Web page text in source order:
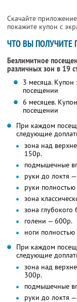
Скачайте
покажите купон с
ЧТО ВЫ ПОЛУЧИТЕ
Безлимитное
различных зон в 19
3 месяца. Купон
посещении
6 месяцев.
посещении
При каждом
следующие
зона над
150р.
подмышечные
руки до локтя
руки
зона
зона
голени — 600р.
ноги
При каждом
следующие
зона над
300р.
подмышечные
руки до локтя